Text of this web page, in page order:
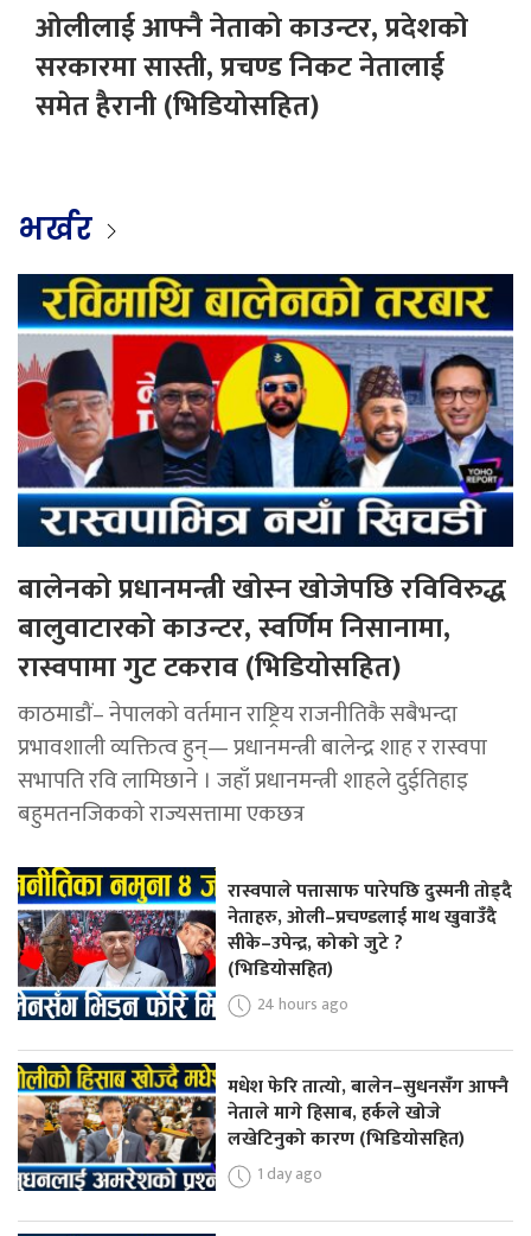
ओलीलाई आफ्नै नेताको काउन्टर, प्रदेशको
सरकारमा सास्ती, प्रचण्ड निकट नेतालाई
समेत हैरानी (भिडियोसहित)
भर्खर
बालेनको प्रधानमन्त्री खोस्न खोजेपछि रविविरुद्ध
बालुवाटारको काउन्टर, स्वर्णिम निसानामा,
रास्वपामा गुट टकराव (भिडियोसहित)
काठमाडौं– नेपालको वर्तमान राष्ट्रिय राजनीतिकै सबैभन्दा
प्रभावशाली व्यक्तित्व हुन्— प्रधानमन्त्री बालेन्द्र शाह र रास्वपा
सभापति रवि लामिछाने । जहाँ प्रधानमन्त्री शाहले दुईतिहाइ
बहुमतनजिकको राज्यसत्तामा एकछत्र
रास्वपाले पत्तासाफ पारेपछि दुस्मनी तोड्दै
नेताहरु, ओली–प्रचण्डलाई माथ खुवाउँदै
सीके–उपेन्द्र, कोको जुटे ?
(भिडियोसहित)
24 hours ago
मधेश फेरि तात्यो, बालेन–सुधनसँग आफ्नै
नेताले मागे हिसाब, हर्कले खोजे
लखेटिनुको कारण (भिडियोसहित)
1 day ago